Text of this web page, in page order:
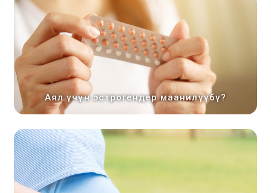
Аял үчүн эстрогендер маанилүүбү?